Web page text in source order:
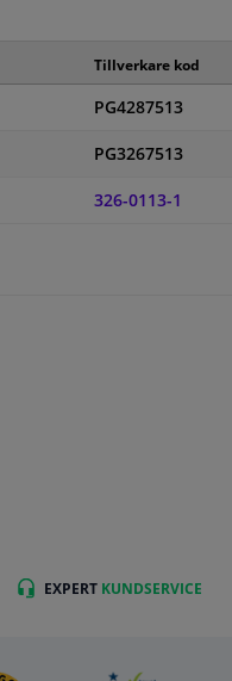
Tillverkare kod
PG4287513
PG3267513
326-0113-1
EXPERT KUNDSERVICE